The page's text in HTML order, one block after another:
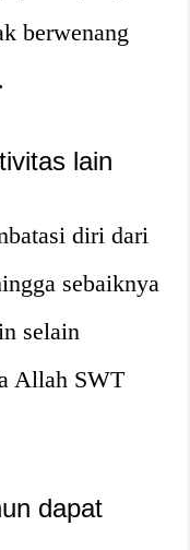
berwenang
lain
diri dari
sebaiknya
selain
Allah SWT
dapat